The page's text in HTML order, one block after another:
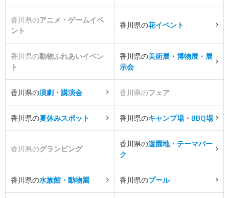
香川県のアニメ・ゲームイベ
ント
香川県の花イベント
香川県の動物ふれあいイベン
ト
香川県の美術展・博物展・展
示会
香川県の演劇・講演会 香川県のフェア
香川県の夏休みスポット 香川県のキャンプ場・BBQ場
香川県のグランピング
香川県の遊園地・テーマパー
ク
香川県の水族館・動物園 香川県のプール